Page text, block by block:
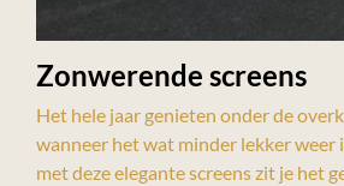
Zonwerende screens
Het hele jaar genieten onder de
wanneer het wat minder lekker weer
met deze elegante screens zit je het